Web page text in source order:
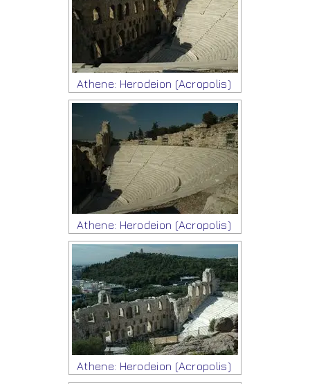
Athene: Herodeion (Acropolis)
Athene: Herodeion (Acropolis)
Athene: Herodeion (Acropolis)